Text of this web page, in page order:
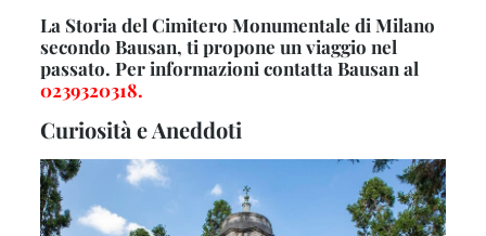
La Storia del Cimitero Monumentale di Milano
secondo Bausan, ti propone un viaggio nel
passato. Per informazioni contatta Bausan al
0239320318.
Curiosità e Aneddoti